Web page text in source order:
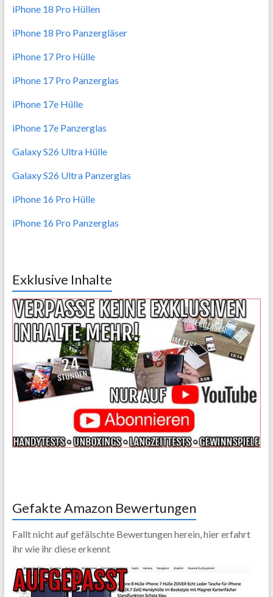
iPhone 18 Pro Hüllen
iPhone 18 Pro Panzergläser
iPhone 17 Pro Hülle
iPhone 17 Pro Panzerglas
iPhone 17e Hülle
iPhone 17e Panzerglas
Galaxy S26 Ultra Hülle
Galaxy S26 Ultra Panzerglas
iPhone 16 Pro Hülle
iPhone 16 Pro Panzerglas
Exklusive Inhalte
Gefakte Amazon Bewertungen
Fallt nicht auf gefälschte Bewertungen herein, hier erfahrt
ihr wie ihr diese erkennt